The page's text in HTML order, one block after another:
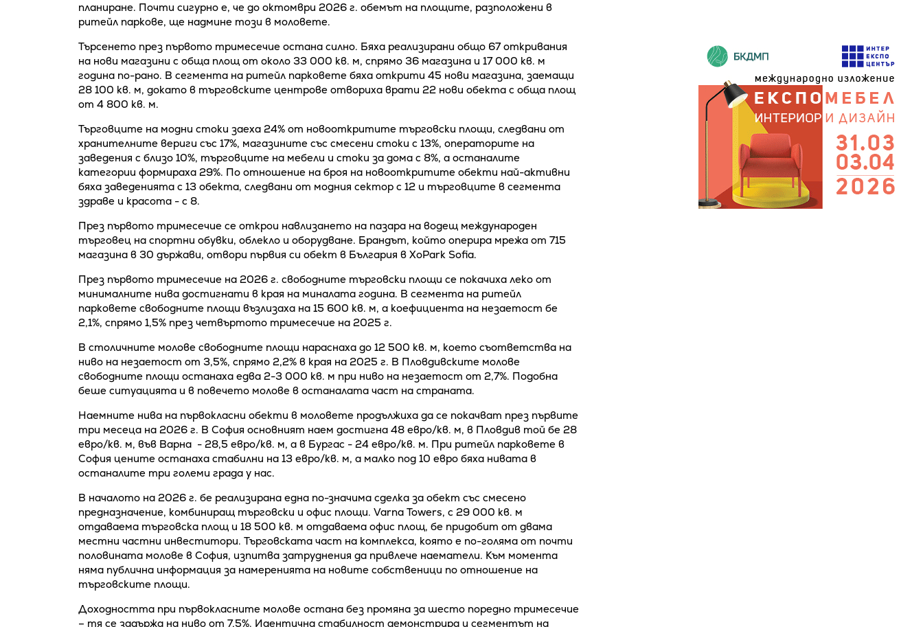
планиране. Почти сигурно е, че до октомври 2026 г. обемът на площите, разположени в
ритейл паркове, ще надмине този в моловете.
Търсенето през първото тримесечие остана силно. Бяха реализирани общо 67 откривания
на нови магазини с обща площ от около 33 000 кв. м, спрямо 36 магазина и 17 000 кв. м
година по-рано. В сегмента на ритейл парковете бяха открити 45 нови магазина, заемащи
28 100 кв. м, докато в търговските центрове отвориха врати 22 нови обекта с обща площ
от 4 800 кв. м.
Търговците на модни стоки заеха 24% от новооткритите търговски площи, следвани от
хранителните вериги със 17%, магазините със смесени стоки с 13%, операторите на
заведения с близо 10%, търговците на мебели и стоки за дома с 8%, а останалите
категории формираха 29%. По отношение на броя на новооткритите обекти най-активни
бяха заведенията с 13 обекта, следвани от модния сектор с 12 и търговците в сегмента
здраве и красота - с 8.
През първото тримесечие се открои навлизането на пазара на водещ международен
търговец на спортни обувки, облекло и оборудване. Брандът, който оперира мрежа от 715
магазина в 30 държави, отвори първия си обект в България в XoPark Sofia.
През първото тримесечие на 2026 г. свободните търговски площи се покачиха леко от
минималните нива достигнати в края на миналата година. В сегмента на ритейл
парковете свободните площи възлизаха на 15 600 кв. м, а коефициента на незаетост бе
2,1%, спрямо 1,5% през четвъртото тримесечие на 2025 г.
В столичните молове свободните площи нараснаха до 12 500 кв. м, което съответства на
ниво на незаетост от 3,5%, спрямо 2,2% в края на 2025 г. В Пловдивските молове
свободните площи останаха едва 2-3 000 кв. м при ниво на незаетост от 2,7%. Подобна
беше ситуацията и в повечето молове в останалата част на страната.
Наемните нива на първокласни обекти в моловете продължиха да се покачват през първите
три месеца на 2026 г. В София основният наем достигна 48 евро/кв. м, в Пловдив той бе 28
евро/кв. м, във Варна - 28,5 евро/кв. м, а в Бургас - 24 евро/кв. м. При ритейл парковете в
София цените останаха стабилни на 13 евро/кв. м, а малко под 10 евро бяха нивата в
останалите три големи града у нас.
В началото на 2026 г. бе реализирана една по-значима сделка за обект със смесено
предназначение, комбиниращ търговски и офис площи. Varna Towers, с 29 000 кв. м
отдаваема търговска площ и 18 500 кв. м отдаваема офис площ, бе придобит от двама
местни частни инвеститори. Търговската част на комплекса, която е по-голяма от почти
половината молове в София, изпитва затруднения да привлече наематели. Към момента
няма публична информация за намеренията на новите собственици по отношение на
търговските площи.
Доходността при първокласните молове остана без промяна за шесто поредно тримесечие
– тя се задържа на ниво от 7,5%. Идентична стабилност демонстрира и сегментът на